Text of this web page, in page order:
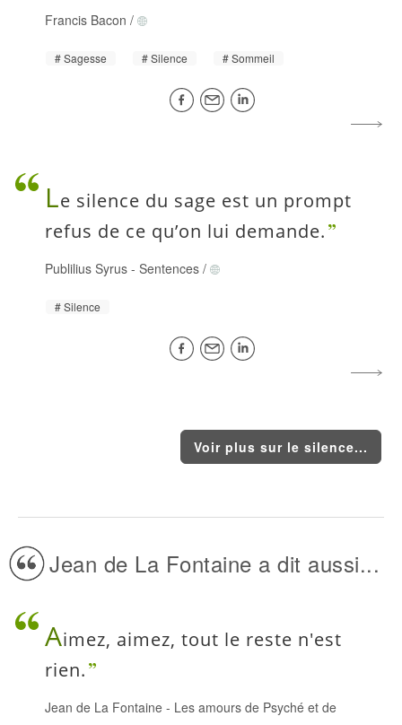
Francis Bacon /
Sagesse Silence Sommeil
Le silence du sage est un prompt
refus de ce qu’on lui demande.
Publilius Syrus - Sentences /
Silence
Voir plus sur le silence...
Jean de La Fontaine a dit aussi...
Aimez, aimez, tout le reste n'est
rien.
Jean de La Fontaine - Les amours de Psyché et de